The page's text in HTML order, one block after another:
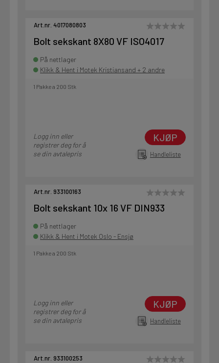
Art.nr. 4017080803
Bolt sekskant 8X80 VF ISO4017
På nettlager
Klikk & Hent i Motek Kristiansand + 2 andre
1 Pakke a 200 Stk
Logg inn eller
registrer deg for å
se din avtalepris
KJØP
Handleliste
Art.nr. 933100163
Bolt sekskant 10x 16 VF DIN933
På nettlager
Klikk & Hent i Motek Oslo - Ensjø
1 Pakke a 200 Stk
Logg inn eller
registrer deg for å
se din avtalepris
KJØP
Handleliste
Art.nr. 933100253